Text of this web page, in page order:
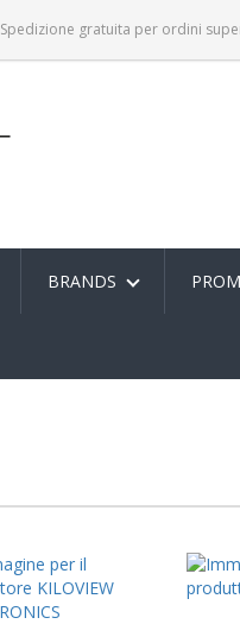
Spedizione gratuita per ordini
BRANDS